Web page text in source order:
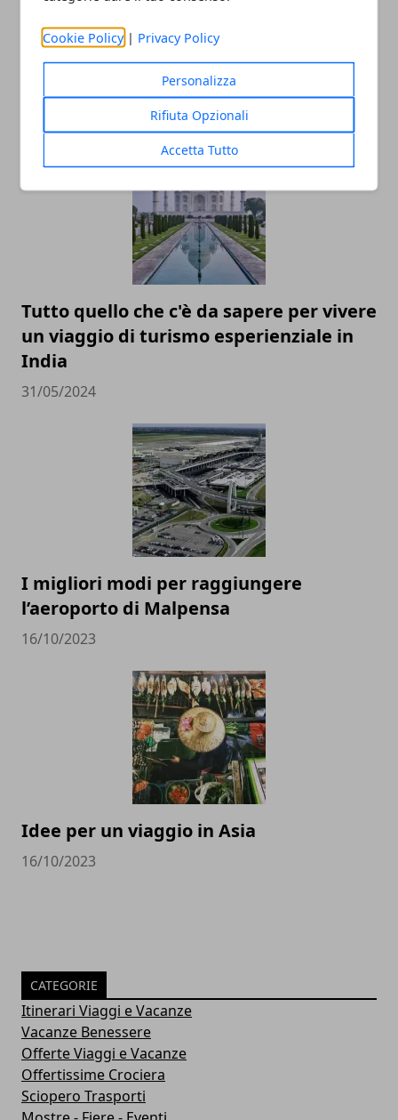
Cookie Policy | Privacy Policy
Personalizza
Rifiuta Opzionali
Accetta Tutto
ARTICOLI CORRELATI
Tutto quello che c'è da sapere per vivere
un viaggio di turismo esperienziale in
India
31/05/2024
I migliori modi per raggiungere
l’aeroporto di Malpensa
16/10/2023
Idee per un viaggio in Asia
16/10/2023
CATEGORIE
Itinerari Viaggi e Vacanze
Vacanze Benessere
Offerte Viaggi e Vacanze
Offertissime Crociera
Sciopero Trasporti